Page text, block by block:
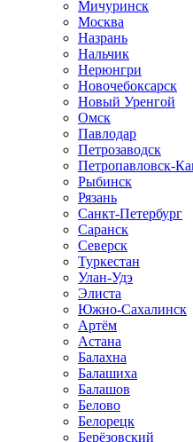
Мичуринск
Москва
Назрань
Нальчик
Нерюнгри
Новочебоксарск
Новый Уренгой
Омск
Павлодар
Петрозаводск
Петропавловск-
Рыбинск
Рязань
Санкт-Петербург
Саранск
Северск
Туркестан
Улан-Удэ
Элиста
Южно-Сахалинск
Артём
Астана
Балахна
Балашиха
Балашов
Белово
Белорецк
Берёзовский